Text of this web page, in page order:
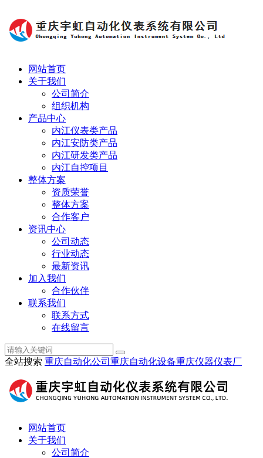
网站首页
关于我们
公司简介
组织机构
产品中心
内江仪表类产品
内江安防类产品
内江研发类产品
内江自控项目
整体方案
资质荣誉
整体方案
合作客户
资讯中心
公司动态
行业动态
最新资讯
加入我们
合作伙伴
联系我们
联系方式
在线留言
全站搜索 重庆自动化公司 重庆自动化设备重庆仪器仪表厂
网站首页
关于我们
公司简介